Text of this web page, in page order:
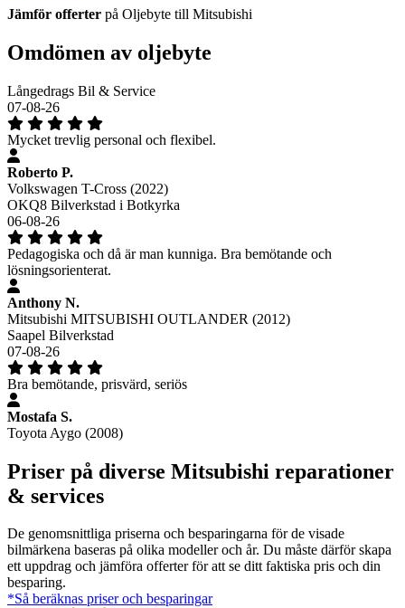
Jämför offerter på Oljebyte till Mitsubishi
Omdömen av oljebyte
Långedrags Bil & Service
07-08-26
Mycket trevlig personal och flexibel.
Roberto P.
Volkswagen T-Cross (2022)
OKQ8 Bilverkstad i Botkyrka
06-08-26
Pedagogiska och då är man kunniga. Bra bemötande och
lösningsorienterat.
Anthony N.
Mitsubishi MITSUBISHI OUTLANDER (2012)
Saapel Bilverkstad
07-08-26
Bra bemötande, prisvärd, seriös
Mostafa S.
Toyota Aygo (2008)
Priser på diverse Mitsubishi reparationer
& services
De genomsnittliga priserna och besparingarna för de visade
bilmärkena baseras på olika modeller och år. Du måste därför skapa
ett uppdrag och jämföra offerter för att se ditt faktiska pris och din
besparing.
*Så beräknas priser och besparingar